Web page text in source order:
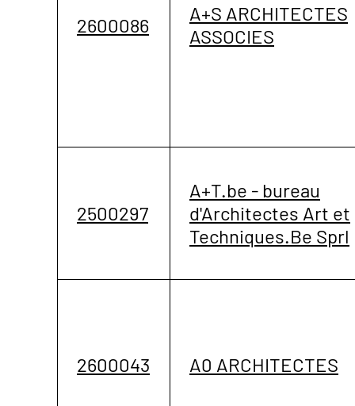
2600086
A+S ARCHITECTES
ASSOCIES
2500297
A+T.be - bureau
d'Architectes Art et
Techniques.Be Sprl
2600043 A0 ARCHITECTES